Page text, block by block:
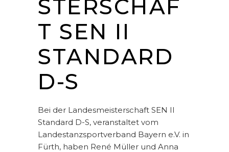
STERSCHAF
T SEN II
STANDARD
D-S
Bei der Landesmeisterschaft SEN II
Standard D-S, veranstaltet vom
Landestanzsportverband Bayern e.V. in
Fürth, haben René Müller und Anna